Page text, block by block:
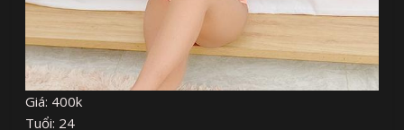
Giá: 400k
Tuổi: 24